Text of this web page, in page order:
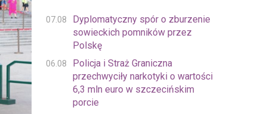
07.08
Dyplomatyczny spór o zburzenie
sowieckich pomników przez
Polskę
06.08
Policja i Straż Graniczna
przechwyciły narkotyki o wartości
6,3 mln euro w szczecińskim
porcie